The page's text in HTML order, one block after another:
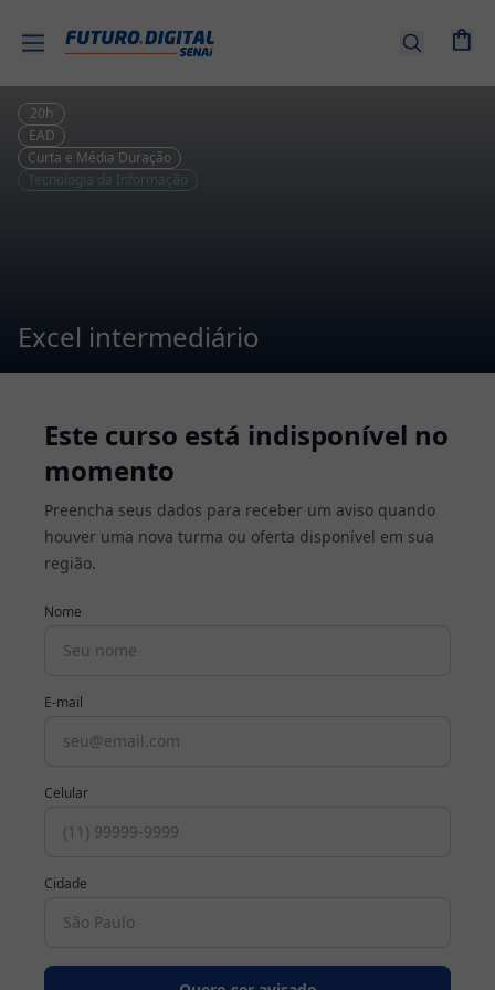
Cadastre-
se
Cursos
por
Cursos
Cursos
Profissionalizantes
Pós-
Blog
seu
20h
EAD
Curta e Média Duração
Tecnologia da Informação
Excel intermediário
Este curso está indisponível no
momento
Preencha seus dados para receber um aviso quando
houver uma nova turma ou oferta disponível em sua
região.
Nome
E-mail
Celular
Cidade